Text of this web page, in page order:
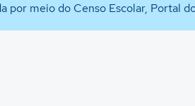
por meio do Censo Escolar, Portal